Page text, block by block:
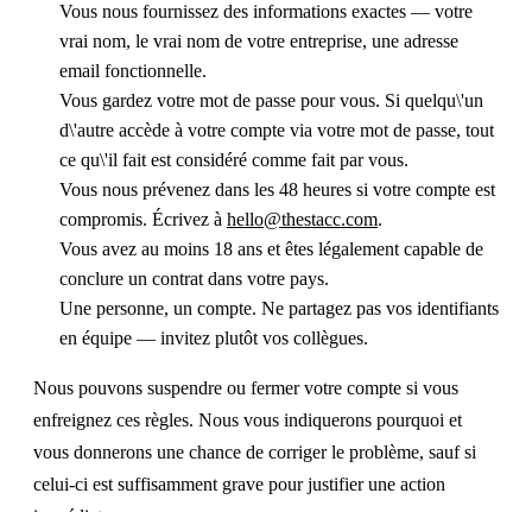
Vous nous fournissez des informations exactes — votre
vrai nom, le vrai nom de votre entreprise, une adresse
email fonctionnelle.
Vous gardez votre mot de passe pour vous. Si quelqu\'un
d\'autre accède à votre compte via votre mot de passe, tout
ce qu\'il fait est considéré comme fait par vous.
Vous nous prévenez dans les 48 heures si votre compte est
compromis. Écrivez à hello@thestacc.com.
Vous avez au moins 18 ans et êtes légalement capable de
conclure un contrat dans votre pays.
Une personne, un compte. Ne partagez pas vos identifiants
en équipe — invitez plutôt vos collègues.
Nous pouvons suspendre ou fermer votre compte si vous
enfreignez ces règles. Nous vous indiquerons pourquoi et
vous donnerons une chance de corriger le problème, sauf si
celui-ci est suffisamment grave pour justifier une action